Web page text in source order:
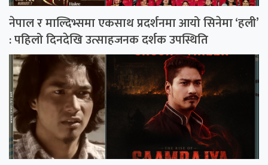
नेपाल र माल्दिभ्समा एकसाथ प्रदर्शनमा आयो सिनेमा ‘हली’
: पहिलो दिनदेखि उत्साहजनक दर्शक उपस्थिति